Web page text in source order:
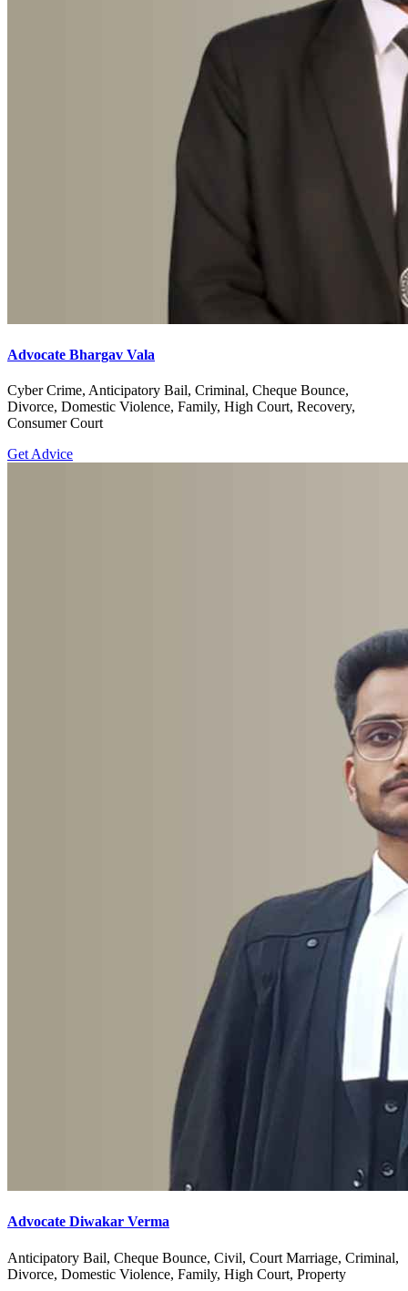
Advocate Bhargav Vala
Cyber Crime, Anticipatory Bail, Criminal, Cheque Bounce,
Divorce, Domestic Violence, Family, High Court, Recovery,
Consumer Court
Get Advice
Advocate Diwakar Verma
Anticipatory Bail, Cheque Bounce, Civil, Court Marriage, Criminal,
Divorce, Domestic Violence, Family, High Court, Property